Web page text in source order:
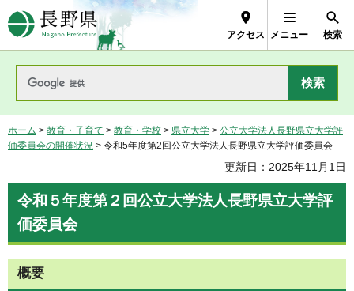
長野県Nagano Prefecture
アクセス メニュー 検索
ホーム > 教育・子育て > 教育・学校 > 県立大学 > 公立大学法人長野県立大学評
価委員会の開催状況 > 令和5年度第2回公立大学法人長野県立大学評価委員会
更新日：2025年11月1日
令和５年度第２回公立大学法人長野県立大学評
価委員会
概要